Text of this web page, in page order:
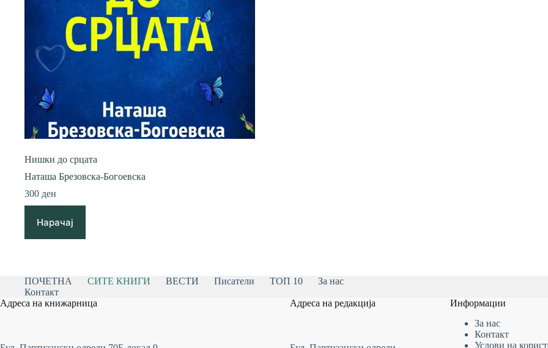
Нишки до срцата
Наташа Брезовска-Богоевска
300 ден
Нарачај
ПОЧЕТНА СИТЕ КНИГИ ВЕСТИ Писатели ТОП 10
За нас
Контакт
Адреса на книжарница
Адреса на редакција
Информации
За нас
Контакт
Услови на